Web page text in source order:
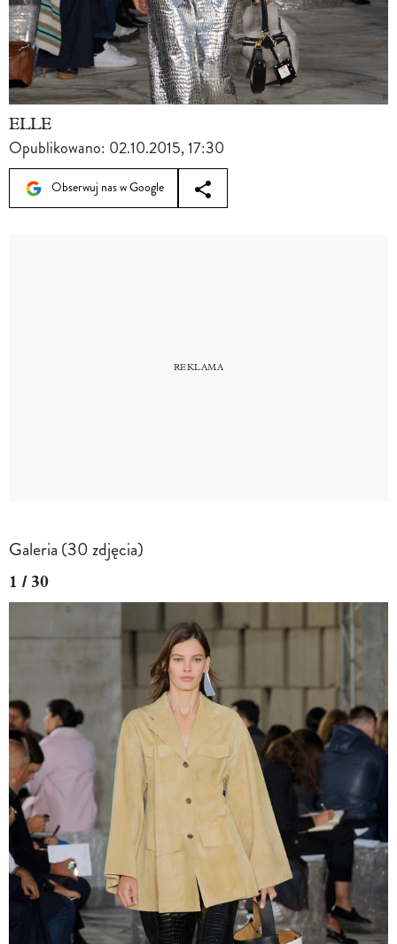
ELLE
Opublikowano: 02.10.2015, 17:30
Obserwuj nas w Google
Galeria (30 zdjęcia)
1 / 30